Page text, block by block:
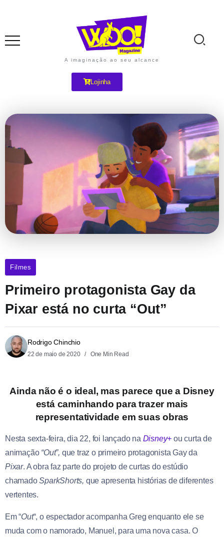
A imaginação ao seu alcance
Lojinha
Filmes
Primeiro protagonista Gay da
Pixar está no curta “Out”
Rodrigo Chinchio
22 de maio de 2020 One Min Read
Ainda não é o ideal, mas parece que a Disney
está caminhando para trazer mais
representatividade em suas obras
Nesta sexta-feira, dia 22, foi lançado na Disney+ou curta de
animação “Out”, que traz o primeiro protagonista Gay da
Pixar. A obra faz parte do projeto de curtas do estúdio
chamadoSparkShorts, que apresenta histórias de diferentes
vertentes.
Em “Out“, o espectador acompanha Greg enquanto ele se
muda com o namorado, Manuel, para uma nova casa. O